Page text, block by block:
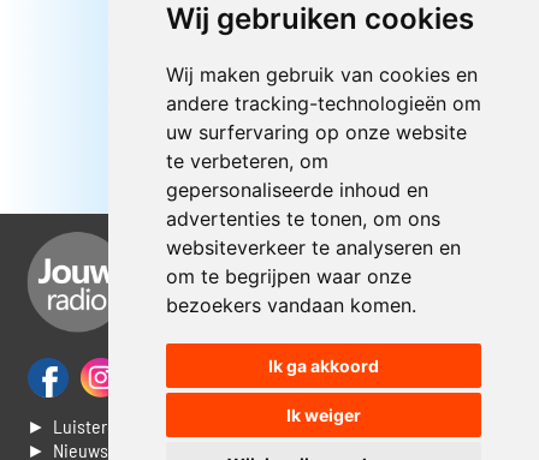
Wij gebruiken cookies
Wij maken gebruik van cookies en
andere tracking-technologieën om
uw surfervaring op onze website
te verbeteren, om
gepersonaliseerde inhoud en
advertenties te tonen, om ons
websiteverkeer te analyseren en
om te begrijpen waar onze
bezoekers vandaan komen.
Ik ga akkoord
Ik weiger
► Luisteren naar Jouwradio
► Nieuws